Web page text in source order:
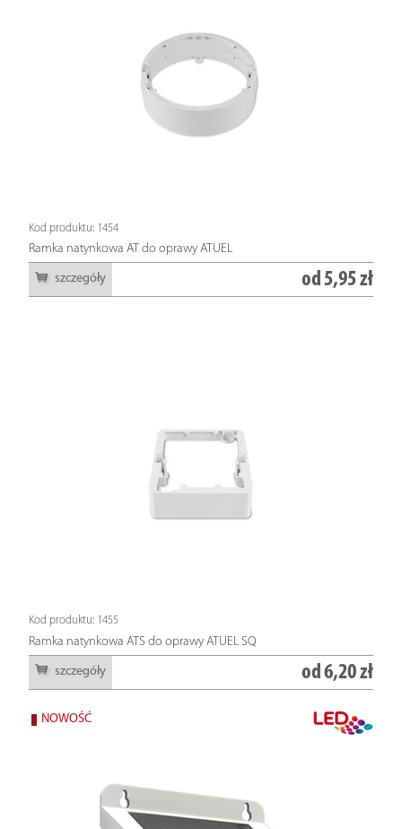
Kod produktu: 1454
Ramka natynkowa AT do oprawy ATUEL
szczegóły od5,95 zł
Kod produktu: 1455
Ramka natynkowa ATS do oprawy ATUEL SQ
szczegóły od6,20 zł
NOWOŚĆ